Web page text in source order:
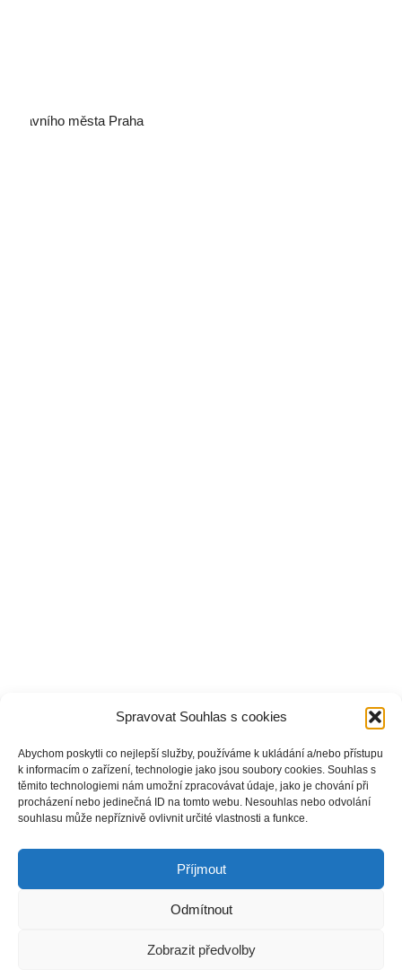
Spravovat Souhlas s cookies
Abychom poskytli co nejlepší služby, používáme k ukládání a/nebo přístupu
k informacím o zařízení, technologie jako jsou soubory cookies. Souhlas s
těmito technologiemi nám umožní zpracovávat údaje, jako je chování při
procházení nebo jedinečná ID na tomto webu. Nesouhlas nebo odvolání
souhlasu může nepříznivě ovlivnit určité vlastnosti a funkce.
Příjmout
Odmítnout
Zobrazit předvolby